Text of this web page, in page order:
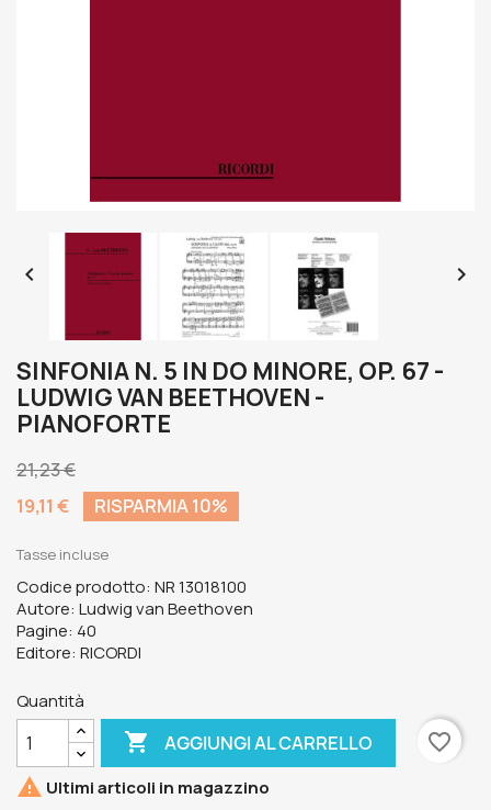
 
SINFONIA N. 5 IN DO MINORE, OP. 67 -
LUDWIG VAN BEETHOVEN -
PIANOFORTE
21,23 €
19,11 €
RISPARMIA 10%
Tasse incluse
Codice prodotto: NR 13018100
Autore: Ludwig van Beethoven
Pagine: 40
Editore: RICORDI
Quantità
 AGGIUNGI AL CARRELLO
favorite_border
 Ultimi articoli in magazzino